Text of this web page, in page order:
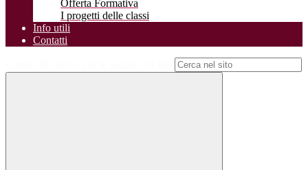
Offerta Formativa
I progetti delle classi
Info utili
Contatti